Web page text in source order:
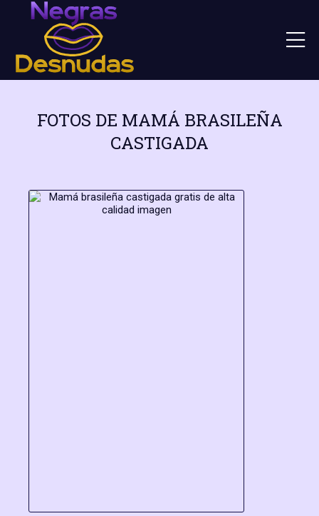
FOTOS DE MAMÁ BRASILEÑA
CASTIGADA